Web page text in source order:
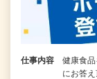
仕事内容
健康食
にお答